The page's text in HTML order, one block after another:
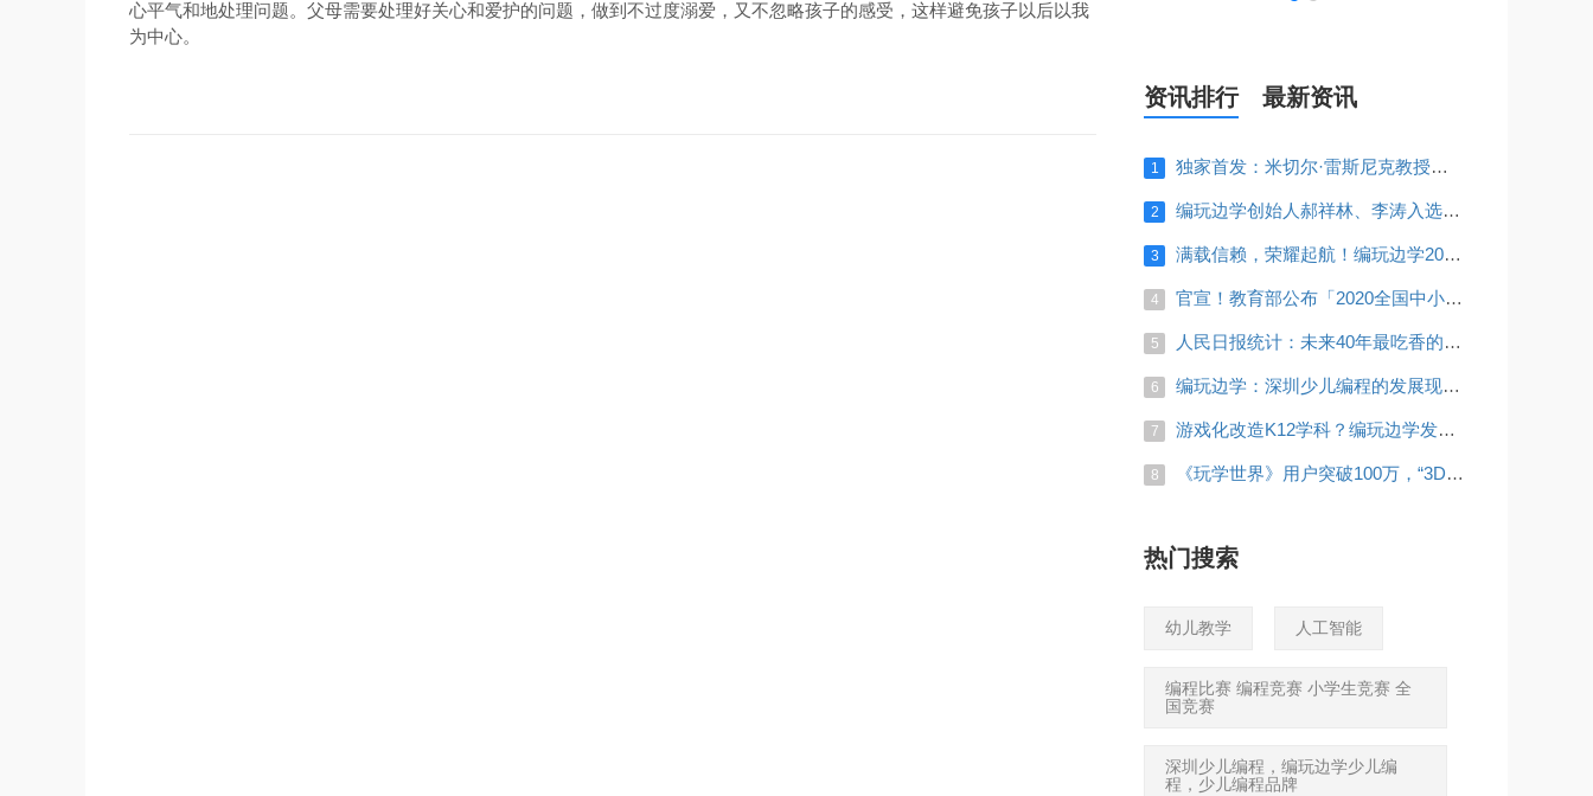
心平气和地处理问题。父母需要处理好关心和爱护的问题，做到不过度溺爱，又不忽略孩子的感受，这样避免孩子以后以我
为中心。
资讯排行 最新资讯
1 独家首发：米切尔·雷斯尼克教授来华，或与编玩边学开展深入合作
2 编玩边学创始人郝祥林、李涛入选《2018胡润30×30创业领袖》榜单！
3 满载信赖，荣耀起航！编玩边学2019战略发布会圆满举办，全程高能回顾！
4 官宣！教育部公布「2020全国中小学生白名单赛事」，编程占一半！
5 人民日报统计：未来40年最吃香的3个专业，家有考生的快看看！
6 编玩边学：深圳少儿编程的发展现状怎么样？
7 游戏化改造K12学科？编玩边学发布新品《玩学世界》
8 《玩学世界》用户突破100万，“3D+游戏”发力教育生态效果惊人
热门搜索
幼儿教学 人工智能
编程比赛 编程竞赛 小学生竞赛 全
国竞赛
深圳少儿编程，编玩边学少儿编
程，少儿编程品牌